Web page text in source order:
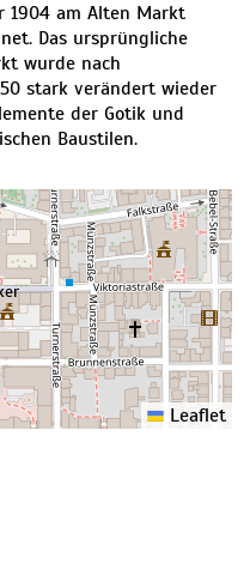
1904 am Alten Markt
Das ursprüngliche
wurde nach
stark verändert wieder
der Gotik und
Baustilen.
Leaflet